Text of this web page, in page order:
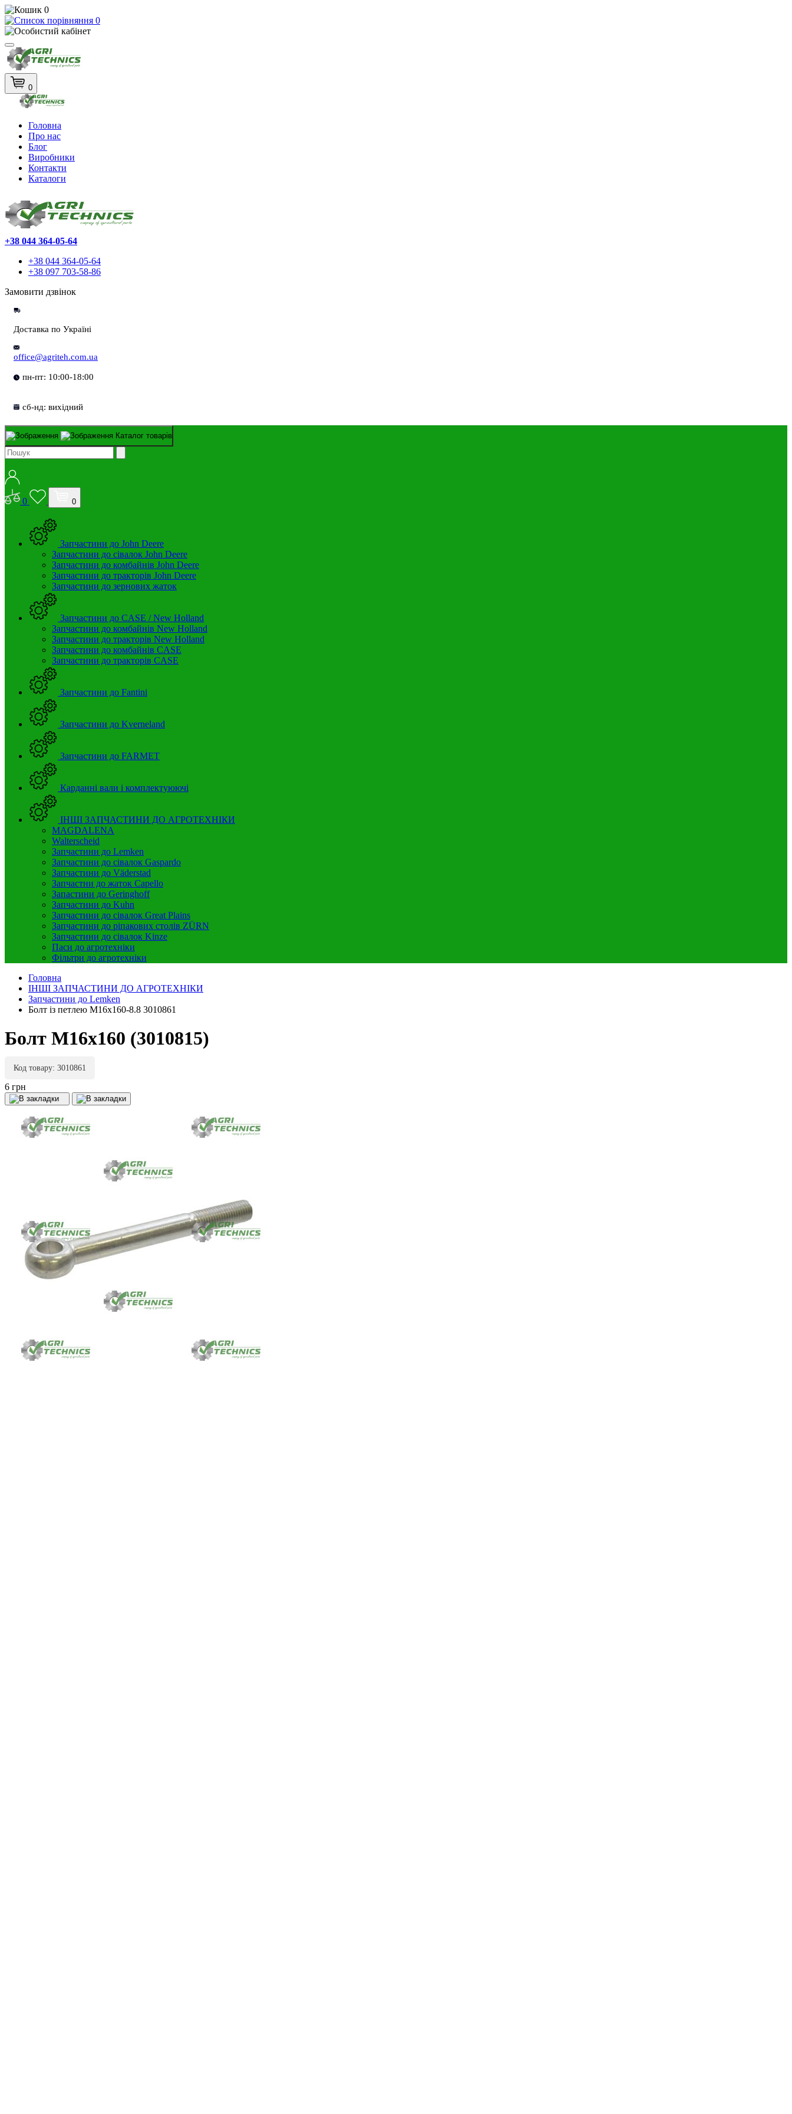
0
0
0
Головна
Про нас
Блог
Виробники
Контакти
Каталоги
+38 044 364-05-64
+38 044 364-05-64
+38 097 703-58-86
Замовити дзвінок
Доставка по Україні
office@agriteh.com.ua
пн-пт: 10:00-18:00
сб-нд: вихідний
Каталог товарів
0 0
Запчастини до John Deere
Запчастини до сівалок John Deere
Запчастини до комбайнів John Deere
Запчастини до тракторів John Deere
Запчастини до зернових жаток
Запчастини до CASE / New Holland
Запчастини до комбайнів New Holland
Запчастини до тракторів New Holland
Запчастини до комбайнів CASE
Запчастини до тракторів CASE
Запчастини до Fantini
Запчастини до Kverneland
Запчастини до FARMET
Карданні вали і комплектуюючі
ІНШІ ЗАПЧАСТИНИ ДО АГРОТЕХНІКИ
MAGDALENA
Walterscheid
Запчастини до Lemken
Запчастини до сівалок Gaspardo
Запчастини до Väderstad
Запчастни до жаток Capello
Запастини до Geringhoff
Запчастини до Kuhn
Запчастини до сівалок Great Plains
Запчастини до ріпакових столів ZÜRN
Запчастини до сівалок Kinze
Паси до агротехніки
Фільтри до агротехніки
Головна
ІНШІ ЗАПЧАСТИНИ ДО АГРОТЕХНІКИ
Запчастини до Lemken
Болт із петлею M16x160-8.8 3010861
Болт M16x160 (3010815)
Код товару: 3010861
6 грн